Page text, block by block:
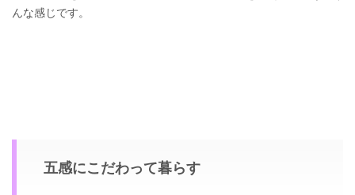
んな感じです。
五感にこだわって暮らす